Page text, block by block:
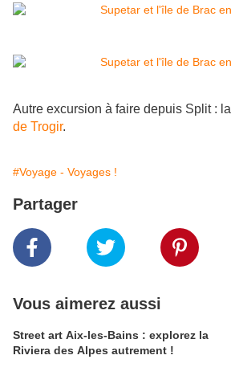
Autre excursion à faire depuis Split : la
de Trogir.
#Voyage - Voyages !
Partager
Vous aimerez aussi
Street art Aix-les-Bains : explorez la
Riviera des Alpes autrement !